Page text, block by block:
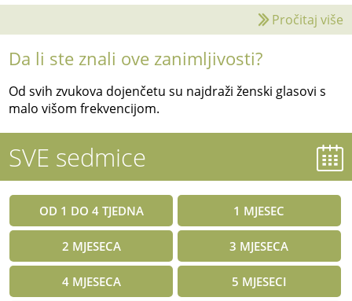
Pročitaj više
Da li ste znali ove zanimljivosti?
Od svih zvukova dojenčetu su najdraži ženski glasovi s
malo višom frekvencijom.
SVE sedmice
OD 1 DO 4 TJEDNA 1 MJESEC
2 MJESECA 3 MJESECA
4 MJESECA 5 MJESECI